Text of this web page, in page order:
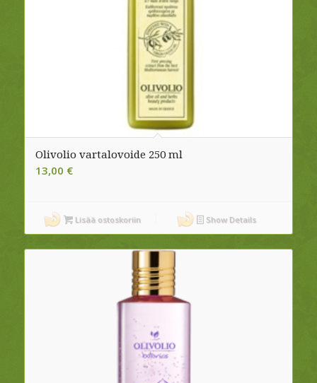
Olivolio vartalovoide 250 ml
13,00 €
Lisää ostoskoriin Show Details